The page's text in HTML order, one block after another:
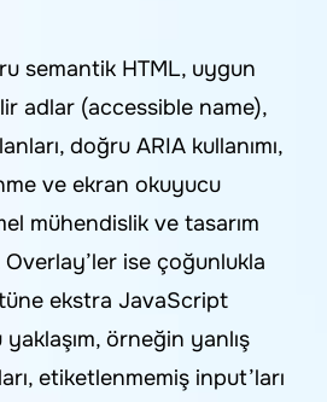
semantik HTML, uygun
adlar (accessible name),
doğru ARIA kullanımı,
ve ekran okuyucu
mühendislik ve tasarım
Overlay’ler ise çoğunlukla
ekstra JavaScript
yaklaşım, örneğin yanlış
etiketlenmemiş input’ları